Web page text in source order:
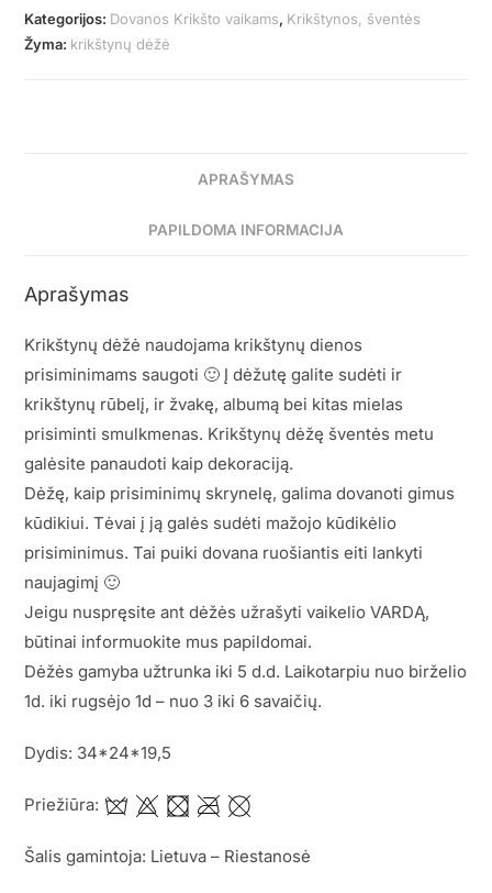
Kategorijos: Dovanos Krikšto vaikams, Krikštynos, šventės
Žyma: krikštynų dėžė
APRAŠYMAS
PAPILDOMA INFORMACIJA
Aprašymas
Krikštynų dėžė naudojama krikštynų dienos
prisiminimams saugoti 🙂 Į dėžutę galite sudėti ir
krikštynų rūbelį, ir žvakę, albumą bei kitas mielas
prisiminti smulkmenas. Krikštynų dėžę šventės metu
galėsite panaudoti kaip dekoraciją.
Dėžę, kaip prisiminimų skrynelę, galima dovanoti gimus
kūdikiui. Tėvai į ją galės sudėti mažojo kūdikėlio
prisiminimus. Tai puiki dovana ruošiantis eiti lankyti
naujagimį 🙂
Jeigu nuspręsite ant dėžės užrašyti vaikelio VARDĄ,
būtinai informuokite mus papildomai.
Dėžės gamyba užtrunka iki 5 d.d. Laikotarpiu nuo birželio
1d. iki rugsėjo 1d – nuo 3 iki 6 savaičių.
Dydis: 34*24*19,5
Priežiūra:
Šalis gamintoja: Lietuva – Riestanosė